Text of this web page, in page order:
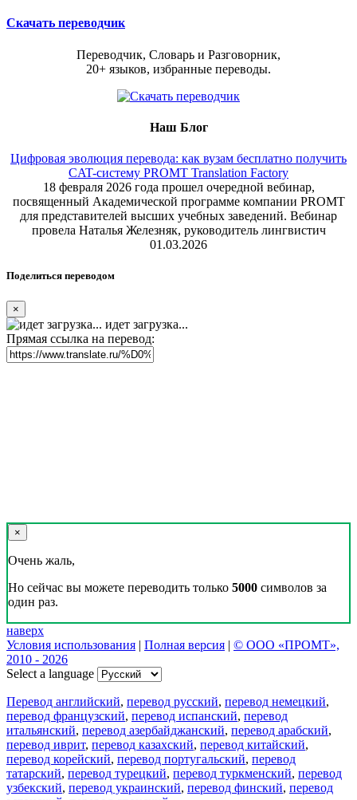
Скачать переводчик
Переводчик, Словарь и Разговорник,
20+ языков, избранные переводы.
Наш Блог
Цифровая эволюция перевода: как вузам бесплатно получить
CAT-систему PROMT Translation Factory
18 февраля 2026 года прошел очередной вебинар,
посвященный Академической программе компании PROMT
для представителей высших учебных заведений. Вебинар
провела Наталья Железняк, руководитель лингвистич
01.03.2026
Поделиться переводом
×
идет загрузка...
Прямая ссылка на перевод:
×
Очень жаль,
Но сейчас вы можете переводить только 5000 символов за
один раз.
наверх
Условия использования | Полная версия | © ООО «ПРОМТ»,
2010 - 2026
Select a language
Перевод английский, перевод русский, перевод немецкий,
перевод французский, перевод испанский, перевод
итальянский, перевод азербайджанский, перевод арабский,
перевод иврит, перевод казахский, перевод китайский,
перевод корейский, перевод португальский, перевод
татарский, перевод турецкий, перевод туркменский, перевод
узбекский, перевод украинский, перевод финский, перевод